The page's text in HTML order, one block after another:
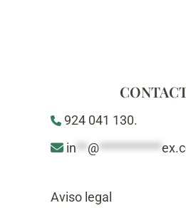
924 041 130.
in ** @***********
Aviso legal